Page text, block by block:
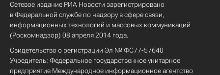
Сетевое издание РИА Новости зарегистрировано
в Федеральной службе по надзору в сфере связи,
информационных технологий и массовых коммуникаций
(Роскомнадзор) 08 апреля 2014 года.
Свидетельство о регистрации Эл № ФС77-57640
Учредитель: Федеральное государственное унитарное
предприятие Международное информационное агентство